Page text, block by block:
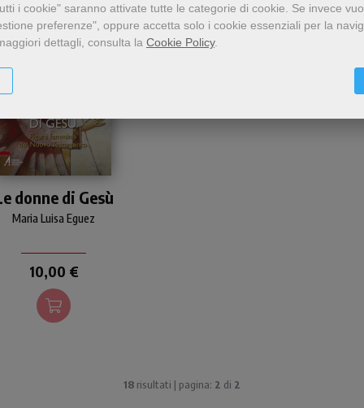
i cookie" saranno attivate tutte le categorie di cookie. Se invece
preferenze", oppure accetta solo i cookie essenziali per la
dettagli, consulta la Cookie Policy.
sulle donne che nei
Vangeli incontrano Gesù e
tutta femminile.
donne di Gesù
Maria Luisa Eguez
10,00 €
18 risultati | pagina: 2 di 2